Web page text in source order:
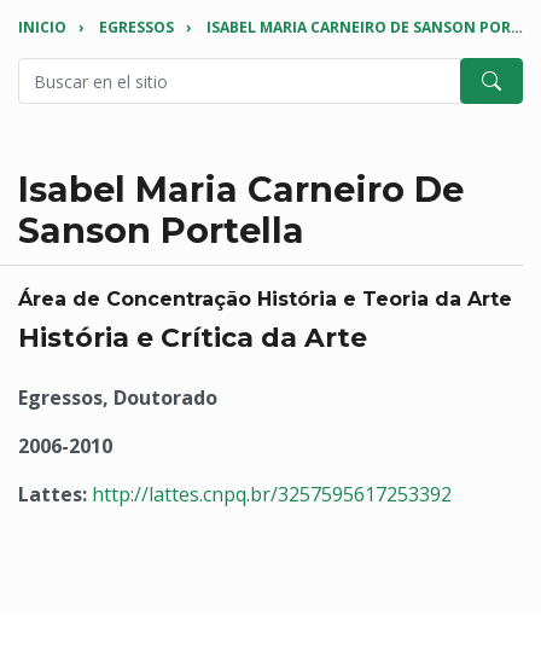
INICIO EGRESSOS ISABEL MARIA CARNEIRO DE SANSON PORTELLA
Isabel Maria Carneiro De
Sanson Portella
Área de Concentração História e Teoria da Arte
História e Crítica da Arte
Egressos, Doutorado
2006-2010
Lattes: http://lattes.cnpq.br/3257595617253392